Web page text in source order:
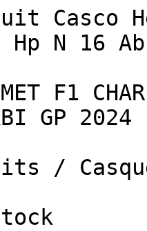
Casco
Hp N 16
F1
GP 2024 -
/